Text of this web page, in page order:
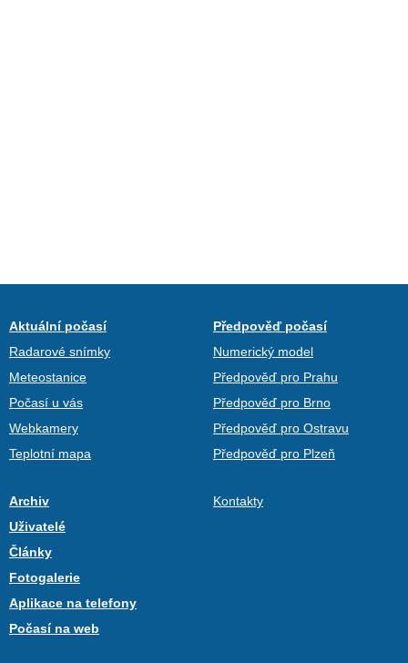
Aktuální počasí
Radarové snímky
Meteostanice
Počasí u vás
Webkamery
Teplotní mapa
Předpověď počasí
Numerický model
Předpověď pro Prahu
Předpověď pro Brno
Předpověď pro Ostravu
Předpověď pro Plzeň
Archiv
Uživatelé
Články
Fotogalerie
Aplikace na telefony
Počasí na web
Kontakty